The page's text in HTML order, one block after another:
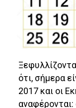
ότι, σήμερα
2017 και οι